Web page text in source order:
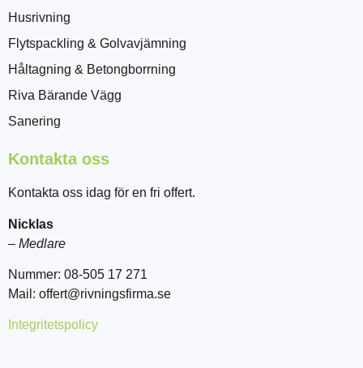
Husrivning
Flytspackling & Golvavjämning
Håltagning & Betongborrning
Riva Bärande Vägg
Sanering
Kontakta oss
Kontakta oss idag för en fri offert.
Nicklas
– Medlare
Nummer: 08-505 17 271
Mail: offert@rivningsfirma.se
Integritetspolicy